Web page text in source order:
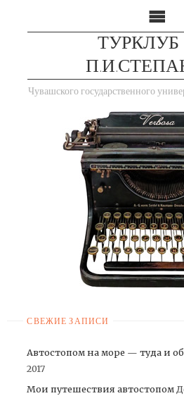
Чувашского государственного
СВЕЖИЕ ЗАПИСИ
Автостопом на море — туда и
2017
Мои путешествия автостопом